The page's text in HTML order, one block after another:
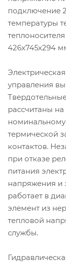
подключение
температуры
426х745х294
управления
рассчитаны
термической
контактов.
при отказе
питания
напряжения и
работает в
элемент из
тепловой
службы.